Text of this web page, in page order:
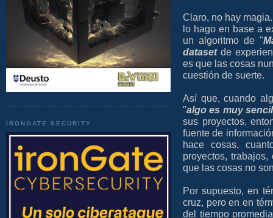
IRONGATE SECURITY
Claro, no hay
lo hago en base a
un algoritmo de "
datasetde
es que las cosas
cuestión de suerte.
Así que, cuando
"algo es muy
sus proyectos,
fuente de
hace cosas,
proyectos,
que las cosas no
Por supuesto, en
cruz, pero en en
del tiempo